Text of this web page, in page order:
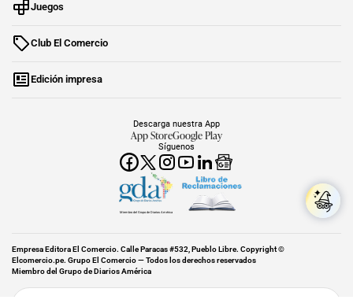
Juegos
Club El Comercio
Edición impresa
Síguenos
Descarga nuestra App
App StoreGoogle Play
Miembro del Grupo de Diarios América
Empresa Editora El Comercio. Calle Paracas #532, Pueblo Libre. Copyright ©
Elcomercio.pe. Grupo El Comercio — Todos los derechos reservados
Miembro del Grupo de Diarios América